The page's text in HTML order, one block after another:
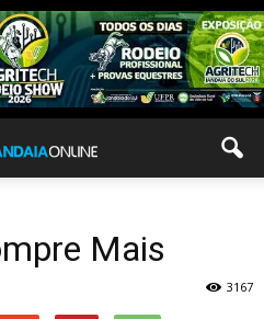
Mais
3167